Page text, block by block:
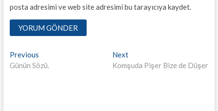
posta adresimi ve web site adresimi bu tarayıcıya kaydet.
Yazı
dolaşımı
PreviousPrevious
post:
Günün Sözü.
NextNext
post:
Komşuda Pişer Bize de Düşer